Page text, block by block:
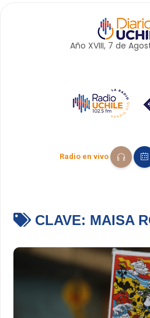
Año XVIII, 7 de
Radio en vivo
CLAVE: MAISA